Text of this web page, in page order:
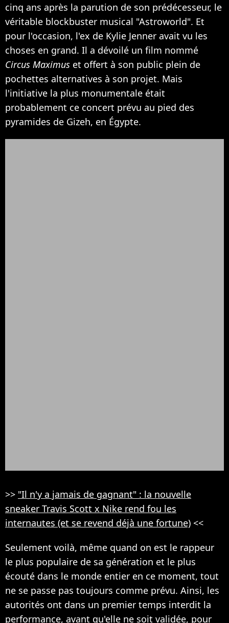
cinq ans après la parution de son prédécesseur, le
véritable blockbuster musical "Astroworld". Et
pour l'occasion, l'ex de Kylie Jenner avait vu les
choses en grand. Il a dévoilé un film nommé
Circus Maximus et offert à son public plein de
pochettes alternatives à son projet. Mais
l'initiative la plus monumentale était
probablement ce concert prévu au pied des
pyramides de Gizeh, en Égypte.
>> "Il n'y a jamais de gagnant" : la nouvelle
sneaker Travis Scott x Nike rend fou les
internautes (et se revend déjà une fortune) <<
Seulement voilà, même quand on est le rappeur
le plus populaire de sa génération et le plus
écouté dans le monde entier en ce moment, tout
ne se passe pas toujours comme prévu. Ainsi, les
autorités ont dans un premier temps interdit la
performance, avant qu'elle ne soit validée, pour